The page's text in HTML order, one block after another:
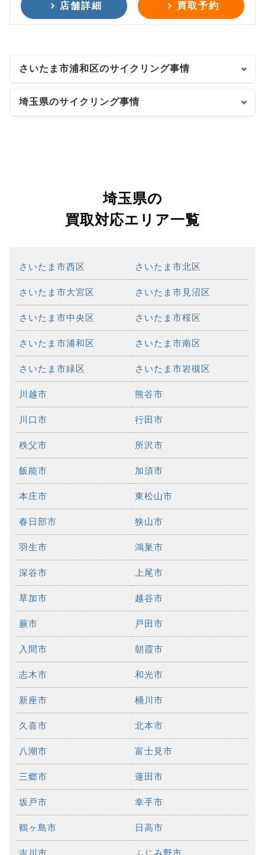
店舗詳細 買取予約
さいたま市浦和区のサイクリング事情
埼玉県のサイクリング事情
埼玉県の
買取対応エリア一覧
さいたま市西区 さいたま市北区
さいたま市大宮区 さいたま市見沼区
さいたま市中央区 さいたま市桜区
さいたま市浦和区 さいたま市南区
さいたま市緑区 さいたま市岩槻区
川越市 熊谷市
川口市 行田市
秩父市 所沢市
飯能市 加須市
本庄市 東松山市
春日部市 狭山市
羽生市 鴻巣市
深谷市 上尾市
草加市 越谷市
蕨市 戸田市
入間市 朝霞市
志木市 和光市
新座市 桶川市
久喜市 北本市
八潮市 富士見市
三郷市 蓮田市
坂戸市 幸手市
鶴ヶ島市 日高市
吉川市 ふじみ野市